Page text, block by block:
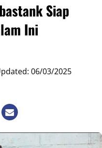
Siap
Ini
06/03/2025